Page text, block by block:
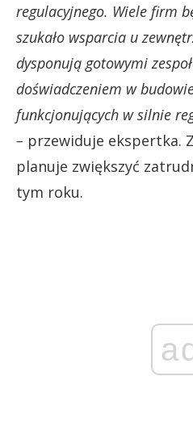
regulacyjnego. Wiele firm
szukało wsparcia u
dysponują gotowymi
doświadczeniem w
funkcjonujących w silnie
– przewiduje ekspertka.
planuje zwiększyć
tym roku.